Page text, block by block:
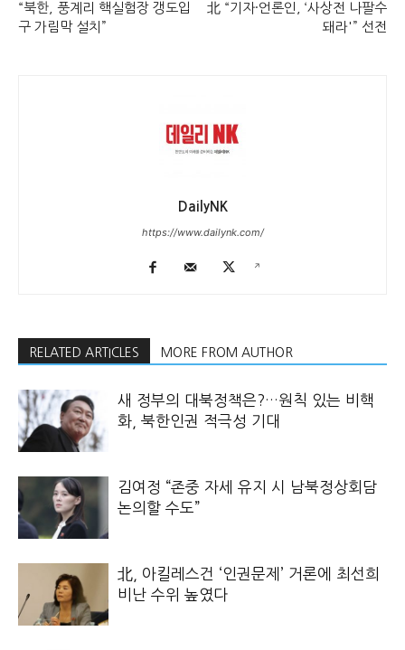
“북한, 풍계리 핵실험장 갱도입
구 가림막 설치”
北 “기자·언론인, ‘사상전 나팔수
돼라'” 선전
DailyNK
https://www.dailynk.com/
RELATED ARTICLES MORE FROM AUTHOR
새 정부의 대북정책은?…원칙 있는 비핵
화, 북한인권 적극성 기대
김여정 “존중 자세 유지 시 남북정상회담
논의할 수도”
北, 아킬레스건 ‘인권문제’ 거론에 최선희
비난 수위 높였다